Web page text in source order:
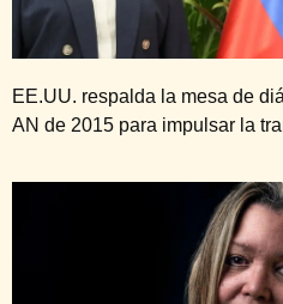
EE.UU. respalda la mesa de
AN de 2015 para impulsar la